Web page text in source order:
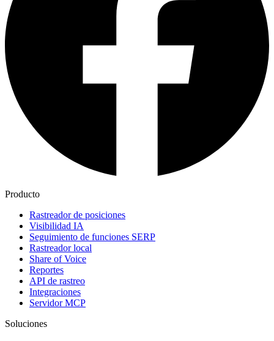
Producto
Rastreador de posiciones
Visibilidad IA
Seguimiento de funciones SERP
Rastreador local
Share of Voice
Reportes
API de rastreo
Integraciones
Servidor MCP
Soluciones